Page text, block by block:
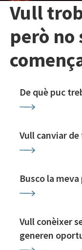
Vull
però no
De què puc
Vull canviar
Busco la
Vull conèixer
generen